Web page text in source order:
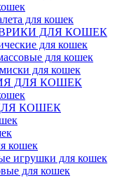
для кошек
ДЛЯ КОШЕК
для кошек
для кошек
для кошек
ДЛЯ КОШЕК
КОШЕК
кошек
игрушки для кошек
для кошек